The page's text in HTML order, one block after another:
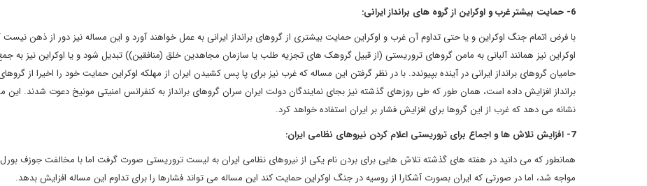
6- حمایت بیشتر غرب و اوکراین از گروه های برانداز ایرانی:
با فرض اتمام جنگ اوکراین و یا حتی تداوم آن غرب و اوکراین حمایت بیشتری از گروهای برانداز ایرانی به عمل خواهند آورد و این مساله نیز دور از ذهن نیست
اوکراین نیز همانند آلبانی به مامن گروهای تروریستی (از قبیل گروهک های تجزیه طلب یا سازمان مجاهدین خلق (منافقین)) تبدیل شود و یا اوکراین نیز به
حامیان گروهای برانداز ایرانی در آینده بپیوندد. با در نظر گرفتن این مساله که غرب نیز برای پا پس کشیدن ایران از مهلکه اوکراین حمایت خود را اخیرا از
برانداز افزایش داده است، همان طور که طی روزهای گذشته نیز بجای نمایندگان دولت ایران سران گروهای برانداز به کنفرانس امنیتی مونیخ دعوت شدند. این
نشانه می دهد که غرب از این گروها برای افزایش فشار بر ایران استفاده خواهد کرد.
7- افزایش تلاش ها و اجماع برای تروریستی اعلام کردن نیروهای نظامی ایران:
همانطور که می دانید در هفته های گذشته تلاش هایی برای بردن نام یکی از نیروهای نظامی ایران به لیست تروریستی صورت گرفت اما با مخالفت جوزف بورل
مواجه شد، اما در صورتی که ایران بصورت آشکارا از روسیه در جنگ اوکراین حمایت کند این مساله می تواند فشارها را برای تداوم این مساله افزایش بدهد.